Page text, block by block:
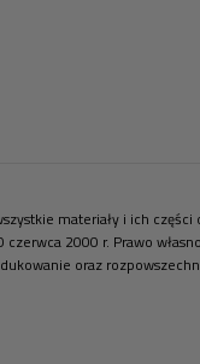
materiały i ich
2000 r. Prawo
oraz